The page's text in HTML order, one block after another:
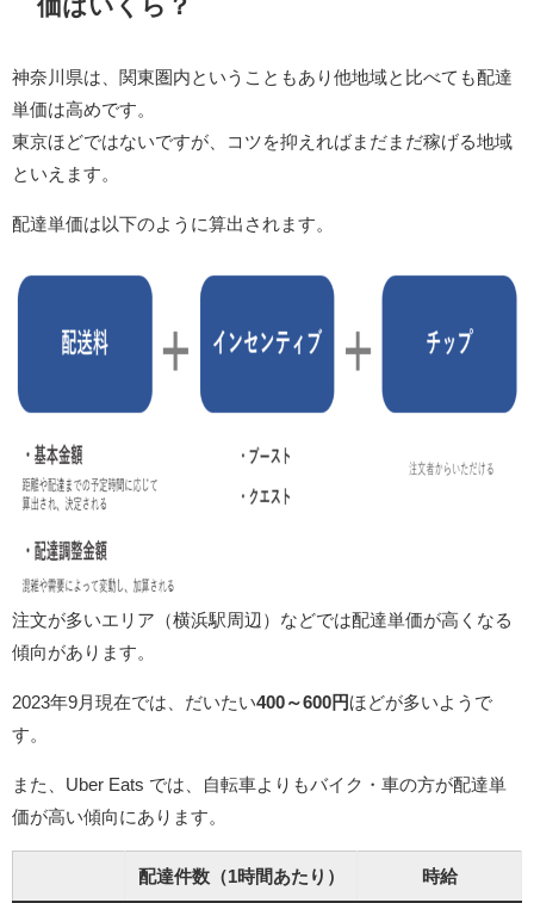
神奈川県は、関東圏内ということもあり他地域と比べても配達
単価は高めです。
東京ほどではないですが、コツを抑えればまだまだ稼げる地域
といえます。
配達単価は以下のように算出されます。
注文が多いエリア（横浜駅周辺）などでは配達単価が高くなる
傾向があります。
2023年9月現在では、だいたい400～600円ほどが多いようで
す。
また、Uber Eats では、自転車よりもバイク・車の方が配達単
価が高い傾向にあります。
配達件数（1時間あたり） 時給